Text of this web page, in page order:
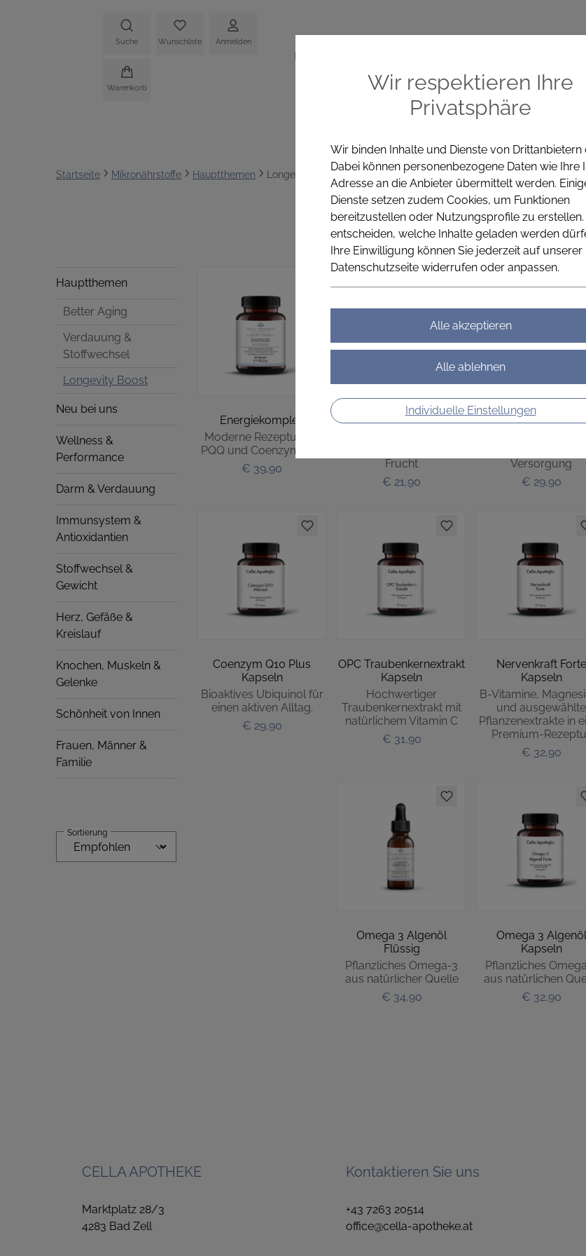
Suche Wunschliste Anmelden
Warenkorb
Startseite Mikronährstoffe Hauptthemen Longevity Boost
Hauptthemen
Better Aging
Verdauung &
Stoffwechsel
Longevity Boost
Neu bei uns
Wellness &
Performance
Darm & Verdauung
Immunsystem &
Antioxidantien
Stoffwechsel &
Gewicht
Herz, Gefäße &
Kreislauf
Knochen, Muskeln &
Gelenke
Schönheit von Innen
Frauen, Männer &
Familie
Sortierung
Longevity
Energiekomplex
Moderne Rezeptur mit
PQQ und Coenzym Q10
€ 39,90
Vitamin C natürlich
Frucht
€ 21,90
Magnesium Trio
Versorgung
€ 29,90
Coenzym Q10 Plus
Kapseln
Bioaktives Ubiquinol für
einen aktiven Alltag.
€ 29,90
OPC Traubenkernextrakt
Kapseln
Hochwertiger
Traubenkernextrakt mit
natürlichem Vitamin C
€ 31,90
Nervenkraft Forte
Kapseln
B-Vitamine,
und ausgewählte
Pflanzenextrakte in
Premium-
€ 32,90
Omega 3 Algenöl
Flüssig
Pflanzliches Omega-3
aus natürlicher Quelle
€ 34,90
Omega 3 Algenöl
Kapseln
Pflanzliches
aus natürlichen
€ 32,90
Wir respektieren Ihre
Privatsphäre
Wir binden Inhalte und Dienste von Drittanbietern
Dabei können personenbezogene Daten wie Ihre
Adresse an die Anbieter übermittelt werden.
Dienste setzen zudem Cookies, um Funktionen
bereitzustellen oder Nutzungsprofile zu erstellen.
entscheiden, welche Inhalte geladen werden
Ihre Einwilligung können Sie jederzeit auf unserer
Datenschutzseite widerrufen oder anpassen.
Individuelle Einstellungen
CELLA APOTHEKE
Marktplatz 28/3
4283 Bad Zell
Kontaktieren Sie uns
+43 7263 20514
office@cella-apotheke.at